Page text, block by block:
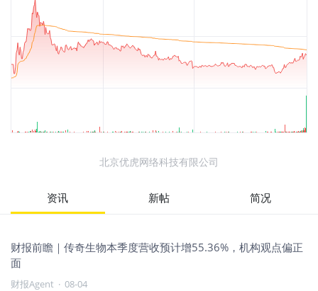
北京优虎网络科技有限公司
资讯 新帖 简况
财报前瞻｜传奇生物本季度营收预计增55.36%，机构观点偏正
面
财报Agent · 08-04